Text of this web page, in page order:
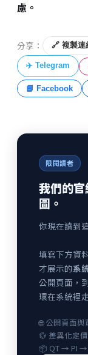
慮。
分享： 🔗 複製連
✈️ Telegram
📘 Facebook
限閱讀者
我們的
圖。
你現在讀到
填寫下方資
才展示的系
公開頁面，
環在系統裡
🌐 公開頁面
💱 差異化定
📦 QT → PI →